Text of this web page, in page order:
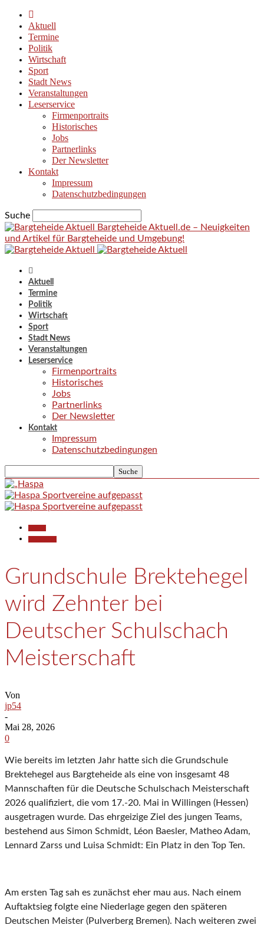
Aktuell
Termine
Politik
Wirtschaft
Sport
Stadt News
Veranstaltungen
Leserservice
Firmenportraits
Historisches
Jobs
Partnerlinks
Der Newsletter
Kontakt
Impressum
Datenschutzbedingungen
Suche
Bargteheide Aktuell.de – Neuigkeiten
und Artikel für Bargteheide und Umgebung!
Aktuell
Termine
Politik
Wirtschaft
Sport
Stadt News
Veranstaltungen
Leserservice
Firmenportraits
Historisches
Jobs
Partnerlinks
Der Newsletter
Kontakt
Impressum
Datenschutzbedingungen
Grundschule Brektehegel
wird Zehnter bei
Deutscher Schulschach
Meisterschaft
Von
jp54
-
Mai 28, 2026
0
Wie bereits im letzten Jahr hatte sich die Grundschule
Brektehegel aus Bargteheide als eine von insgesamt 48
Mannschaften für die Deutsche Schulschach Meisterschaft
2026 qualifiziert, die vom 17.-20. Mai in Willingen (Hessen)
ausgetragen wurde. Das ehrgeizige Ziel des jungen Teams,
bestehend aus Simon Schmidt, Léon Baesler, Matheo Adam,
Lennard Zarss und Luisa Schmidt: Ein Platz in den Top Ten.
Am ersten Tag sah es zunächst eher mau aus. Nach einem
Auftaktsieg folgte eine Niederlage gegen den späteren
Deutschen Meister (Pulverberg Bremen). Nach weiteren zwei